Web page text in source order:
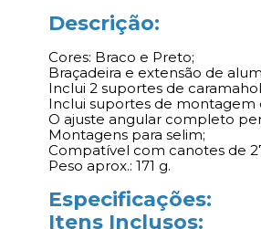
Descrição:
Cores: Braco e Preto;
Braçadeira e extensão de
Inclui 2 suportes de
Inclui suportes de montagem
O ajuste angular completo
Montagens para selim;
Compatível com canotes de
Peso aprox.: 171 g.
Especificações:
Itens Inclusos: